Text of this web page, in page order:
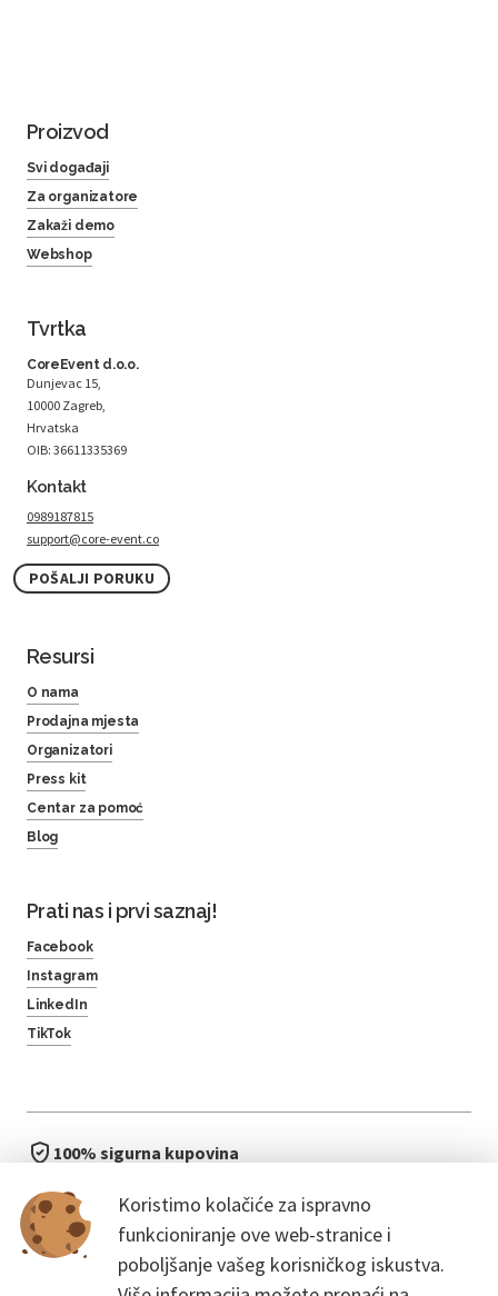
Koristimo kolačiće za ispravno
funkcioniranje ove web-stranice i
poboljšanje vašeg korisničkog iskustva.
Proizvod
Svi događaji
Za organizatore
Zakaži demo
Webshop
Tvrtka
CoreEvent d.o.o.
Dunjevac 15,
10000 Zagreb,
Hrvatska
OIB: 36611335369
Kontakt
0989187815
support@core-event.co
POŠALJI PORUKU
Resursi
O nama
Prodajna mjesta
Organizatori
Press kit
Centar za pomoć
Blog
Prati nas i prvi saznaj!
Facebook
Instagram
LinkedIn
TikTok
100% sigurna kupovina
bez čekanja u redu